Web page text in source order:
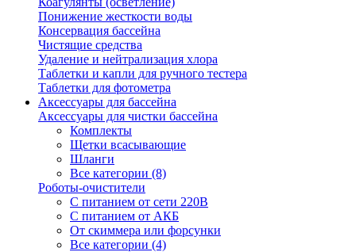
Понижение жесткости воды
Консервация бассейна
Чистящие средства
Удаление и нейтрализация хлора
Таблетки и капли для ручного тестера
Таблетки для фотометра
Аксессуары для бассейна
Аксессуары для чистки бассейна
Комплекты
Щетки всасывающие
Шланги
Все категории (8)
Роботы-очистители
С питанием от сети 220В
С питанием от АКБ
От скиммера или форсунки
Все категории (4)